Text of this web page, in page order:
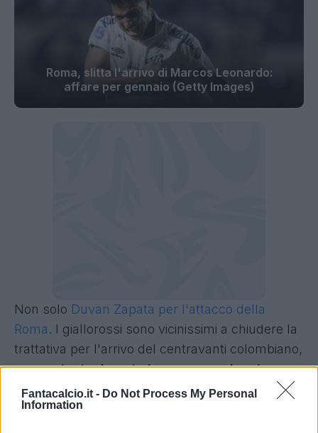
Fantacalcio.it - Do Not Process My Personal
Information
Roma, slitta l'arrivo di Marcos Leonardo:
affare per gennaio (Getty Images)
Non solo Duvan Zapata per l'attacco della
Roma. I giallorossi sono vicinissimi a chiudere la
trattativa per l'arrivo del centravanti colombiano,
ma contestualmente lavorano anche al
colpo Marcos Leonardo.L'arrivo
dell'attaccante brasiliano, infatti, non è